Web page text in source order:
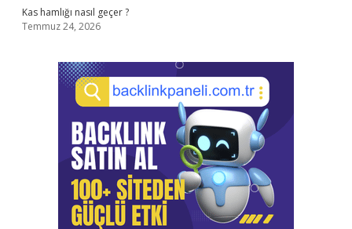
Kas hamlığı nasıl geçer ?
Temmuz 24, 2026